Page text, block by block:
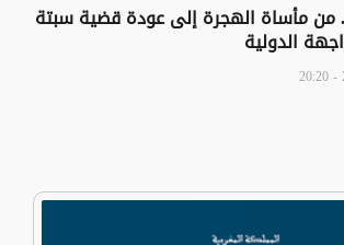
من مأساة الهجرة إلى عودة قضية سبتة
الدولية